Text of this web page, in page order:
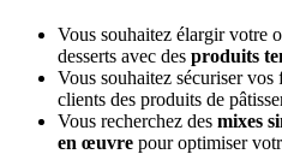
Vous souhaitez élargir votre
desserts avec des produits
Vous souhaitez sécuriser
clients des produits de
Vous recherchez des mixes
en œuvre pour optimiser